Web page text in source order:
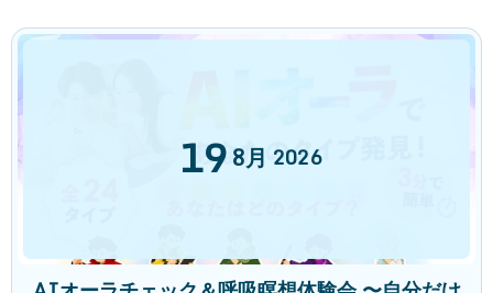
19 8月 2026